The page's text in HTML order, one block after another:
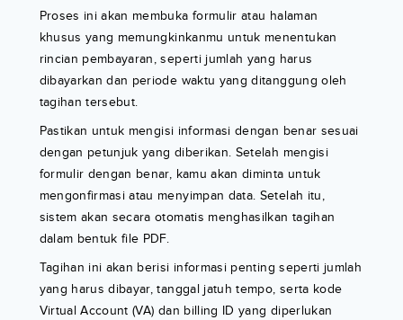
Proses ini akan membuka formulir atau halaman
khusus yang memungkinkanmu untuk menentukan
rincian pembayaran, seperti jumlah yang harus
dibayarkan dan periode waktu yang ditanggung oleh
tagihan tersebut.
Pastikan untuk mengisi informasi dengan benar sesuai
dengan petunjuk yang diberikan. Setelah mengisi
formulir dengan benar, kamu akan diminta untuk
mengonfirmasi atau menyimpan data. Setelah itu,
sistem akan secara otomatis menghasilkan tagihan
dalam bentuk file PDF.
Tagihan ini akan berisi informasi penting seperti jumlah
yang harus dibayar, tanggal jatuh tempo, serta kode
Virtual Account (VA) dan billing ID yang diperlukan